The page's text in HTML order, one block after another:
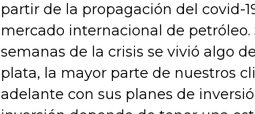
partir de la propagación del covid-
mercado internacional de
semanas de la crisis se vivió algo
plata, la mayor parte de nuestros
adelante con sus planes de